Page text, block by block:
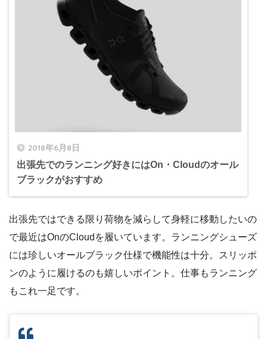
2018年6月8日
出張先でのランニング好きにはOn・Cloudのオール
ブラックがおすすめ
出張先ではできる限り荷物を減らして身軽に移動したいの
で最近はOnのCloudを履いています。ランニングシューズ
には珍しいオールブラック仕様で機能性は十分。スリッポ
ンのように履けるのも嬉しいポイント。仕事もランニング
もこれ一足です。